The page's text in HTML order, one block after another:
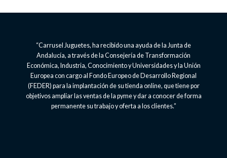
“Carrusel Juguetes, ha recibido una ayuda de la Junta de
Andalucía, a través de la Consejería de Transformación
Económica, Industria, Conocimiento y Universidades y la Unión
Europea con cargo al Fondo Europeo de Desarrollo Regional
(FEDER) para la implantación de su tienda online, que tiene por
objetivos ampliar las ventas de la pyme y dar a conocer de forma
permanente su trabajo y oferta a los clientes.”